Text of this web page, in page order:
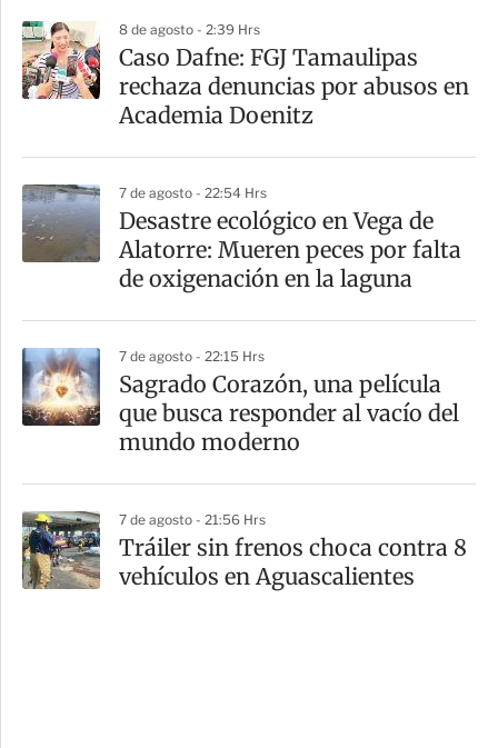
r
8 de agosto - 2:39 Hrs
Caso Dafne: FGJ Tamaulipas
rechaza denuncias por abusos en
Academia Doenitz
7 de agosto - 22:54 Hrs
Desastre ecológico en Vega de
Alatorre: Mueren peces por falta
de oxigenación en la laguna
7 de agosto - 22:15 Hrs
Sagrado Corazón, una película
que busca responder al vacío del
mundo moderno
7 de agosto - 21:56 Hrs
Tráiler sin frenos choca contra 8
vehículos en Aguascalientes